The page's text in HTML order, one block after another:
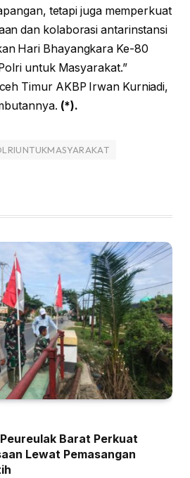
tetapi juga memperkuat
dan kolaborasi antarinstansi
Hari Bhayangkara Ke-80
untuk Masyarakat.”
Timur AKBP Irwan Kurniadi,
(*).
Barat Perkuat
Lewat Pemasangan